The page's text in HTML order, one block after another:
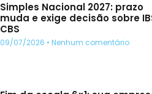
Simples Nacional 2027: prazo
muda e exige decisão sobre
CBS
09/07/2026 Nenhum comentário